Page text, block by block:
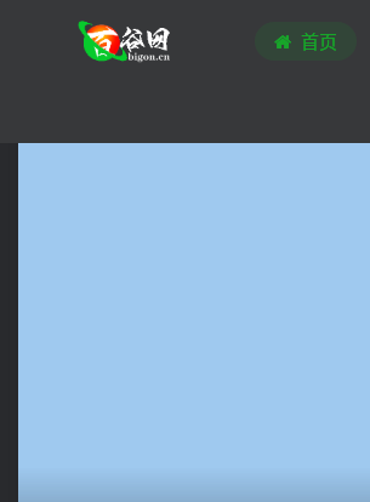
首页